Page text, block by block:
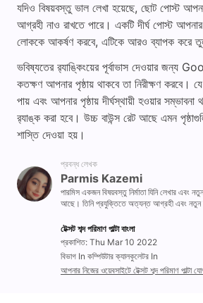
যদিও বিষয়বস্তু ভাল লেখা হয়েছে, ছোট পোস্ট
আগ্রহী নাও রাখতে পারে। একটি দীর্ঘ পোস্ট
লোককে আকর্ষণ করবে, এটিকে আরও ব্যাপক করে
ভবিষ্যতের র‍্যাঙ্কিংয়ের পূর্বাভাস দেওয়ার জন্য
কতক্ষণ আপনার পৃষ্ঠায় থাকবে তা নিরীক্ষণ করবে।
পায় এবং আপনার পৃষ্ঠায় দীর্ঘস্থায়ী হওয়ার
র‌্যাঙ্ক করা হবে। উচ্চ বাউন্স রেট আছে এমন
শাস্তি দেওয়া হয়।
প্রবন্ধ লেখক
Parmis Kazemi
পারমিস একজন বিষয়বস্তু নির্মাতা যিনি লেখার এবং
আছে। তিনি প্রযুক্তিতে অত্যন্ত আগ্রহী এবং নতুন
টেক্সট শব্দ পরিমাণ পাল্টা বাংলা
প্রকাশিত: Thu Mar 10 2022
বিভাগ In কম্পিউটার ক্যালকুলেটর In
আপনার নিজের ওয়েবসাইটে টেক্সট শব্দ পরিমাণ পাল্টা